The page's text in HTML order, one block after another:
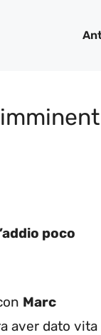
poco
Marc
aver dato vita